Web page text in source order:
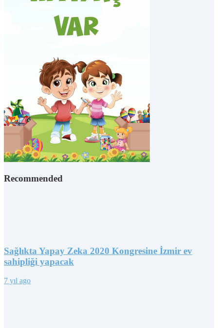
Recommended
Sağlıkta Yapay Zeka 2020 Kongresine İzmir ev
sahipliği yapacak
7 yıl ago